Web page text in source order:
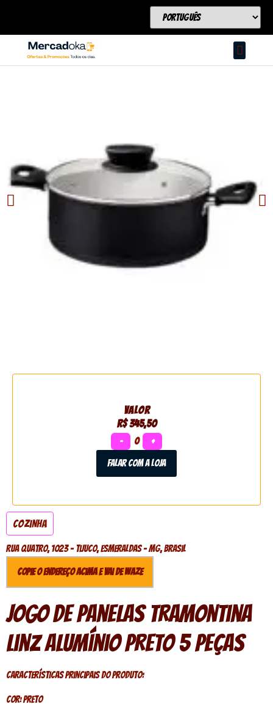
VALOR
R$ 345,50
− 0 +
Falar com a loja
Cozinha
Rua quatro, 1023 - Tijuco, Esmeraldas - MG, Brasil
Copie o endereço acima e vai de Waze
Jogo De Panelas Tramontina
Linz Alumínio Preto 5 Peças
Características Principais do Produto:
Cor: Preto